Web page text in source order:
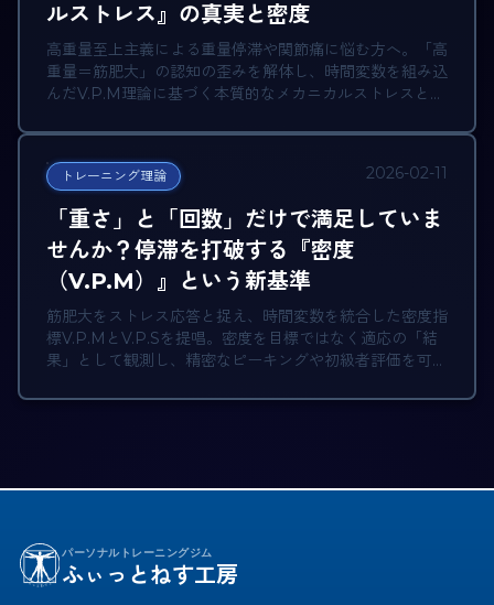
ルストレス』の真実と密度
高重量至上主義による重量停滞や関節痛に悩む方へ。「高
重量＝筋肥大」の認知の歪みを解体し、時間変数を組み込
んだV.P.M理論に基づく本質的なメカニカルストレスと
トレーニング理論 2026-02-11
「重さ」と「回数」だけで満足していま
せんか？停滞を打破する『密度
（V.P.M）』という新基準
筋肥大をストレス応答と捉え、時間変数を統合した密度指
標V.P.MとV.P.Sを提唱。密度を目標ではなく適応の「結
果」として観測し、精密なピーキングや初級者評価を可能
パーソナルトレーニングジム
ふぃっとねす工房